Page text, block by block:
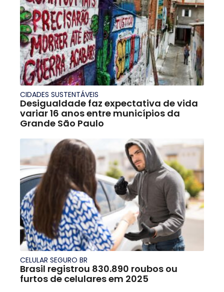
CIDADES SUSTENTÁVEIS
Desigualdade faz expectativa de vida
variar 16 anos entre municípios da
Grande São Paulo
CELULAR SEGURO BR
Brasil registrou 830.890 roubos ou
furtos de celulares em 2025